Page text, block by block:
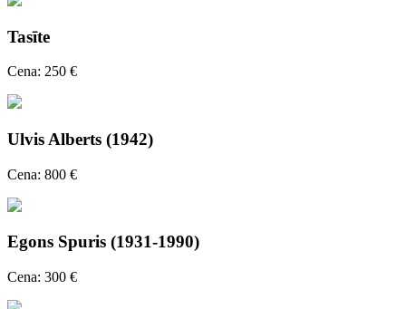
Tasīte
Cena: 250 €
Ulvis Alberts (1942)
Cena: 800 €
Egons Spuris (1931-1990)
Cena: 300 €